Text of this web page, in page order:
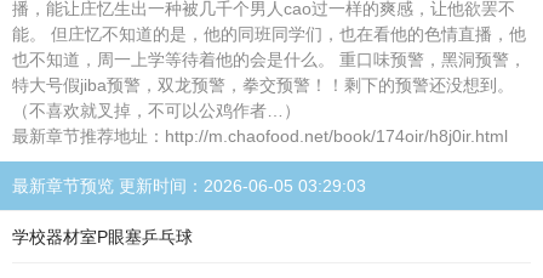
播，能让庄忆生出一种被几千个男人cao过一样的爽感，让他欲罢不
能。 但庄忆不知道的是，他的同班同学们，也在看他的色情直播，他
也不知道，周一上学等待着他的会是什么。 重口味预警，黑洞预警，
特大号假jiba预警，双龙预警，拳交预警！！剩下的预警还没想到。
（不喜欢就叉掉，不可以公鸡作者…）
最新章节推荐地址：http://m.chaofood.net/book/174oir/h8j0ir.html
最新章节预览 更新时间：2026-06-05 03:29:03
学校器材室P眼塞乒乓球